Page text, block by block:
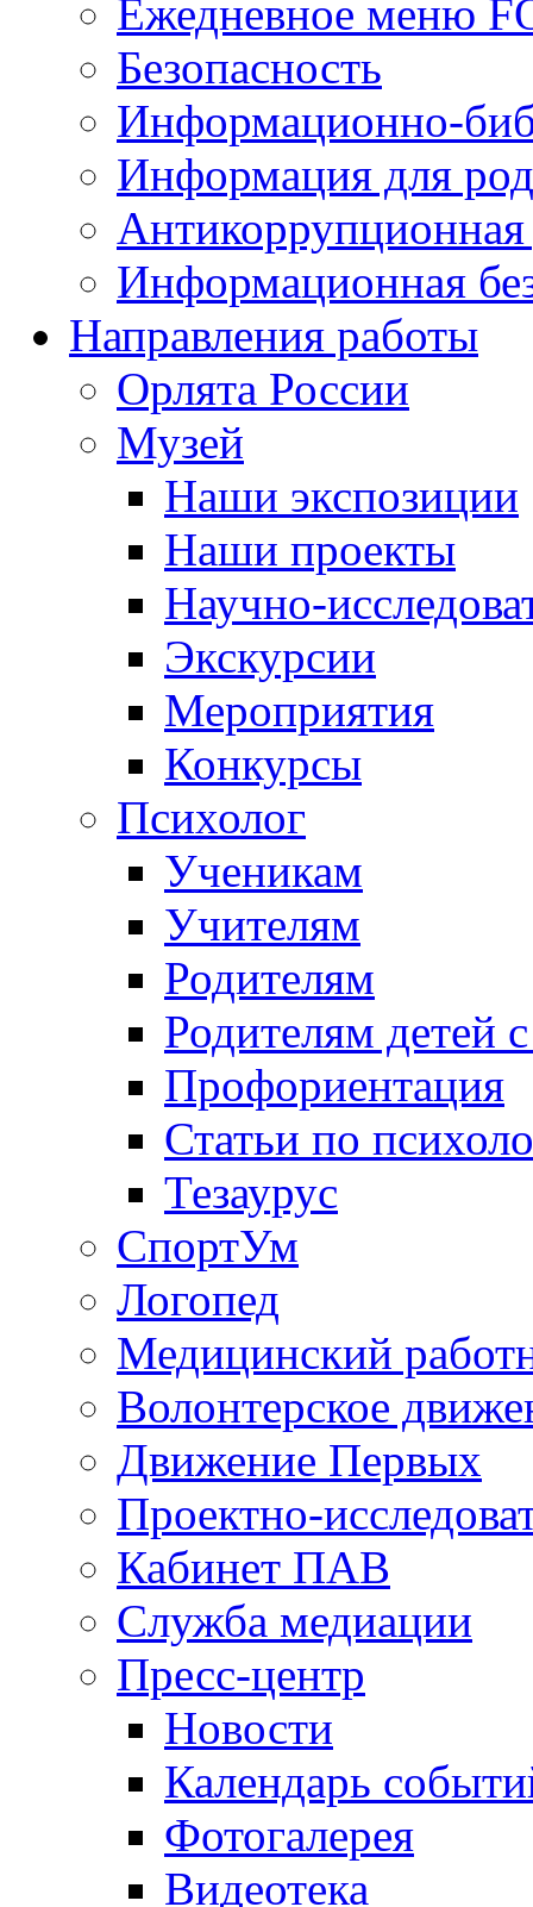
Ежедневное меню
Безопасность
Информационно-
Информация для
Антикоррупционная
Информационная
Направления работы
Орлята России
Музей
Наши экспозиции
Наши проекты
Научно-
Экскурсии
Мероприятия
Конкурсы
Психолог
Ученикам
Учителям
Родителям
Родителям детей
Профориентация
Статьи по
Тезаурус
СпортУм
Логопед
Медицинский
Волонтерское
Движение Первых
Проектно-
Кабинет ПАВ
Служба медиации
Пресс-центр
Новости
Календарь
Фотогалерея
Видеотека